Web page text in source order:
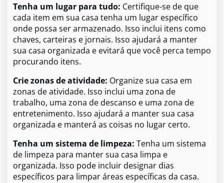
Tenha um lugar para tudo: Certifique-se de que
cada item em sua casa tenha um lugar específico
onde possa ser armazenado. Isso inclui itens como
chaves, carteiras e jornais. Isso ajudará a manter
sua casa organizada e evitará que você perca tempo
procurando itens.
Crie zonas de atividade: Organize sua casa em
zonas de atividade. Isso inclui uma zona de
trabalho, uma zona de descanso e uma zona de
entretenimento. Isso ajudará a manter sua casa
organizada e manterá as coisas no lugar certo.
Tenha um sistema de limpeza: Tenha um sistema
de limpeza para manter sua casa limpa e
organizada. Isso pode incluir designar dias
específicos para limpar áreas específicas da casa.